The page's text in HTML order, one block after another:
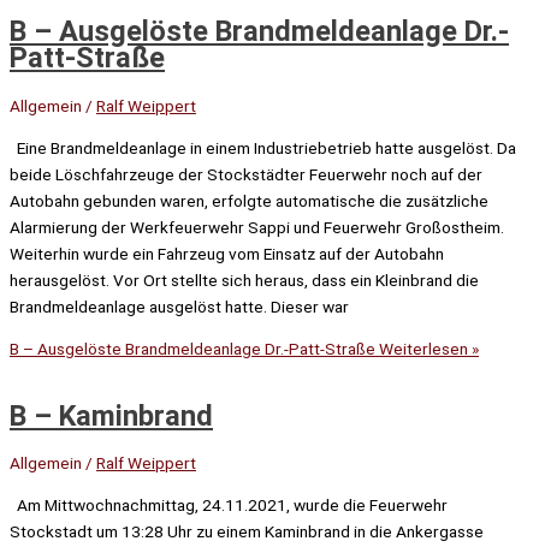
B – Ausgelöste Brandmeldeanlage Dr.-
Patt-Straße
Allgemein / Ralf Weippert
Eine Brandmeldeanlage in einem Industriebetrieb hatte ausgelöst. Da
beide Löschfahrzeuge der Stockstädter Feuerwehr noch auf der
Autobahn gebunden waren, erfolgte automatische die zusätzliche
Alarmierung der Werkfeuerwehr Sappi und Feuerwehr Großostheim.
Weiterhin wurde ein Fahrzeug vom Einsatz auf der Autobahn
herausgelöst. Vor Ort stellte sich heraus, dass ein Kleinbrand die
Brandmeldeanlage ausgelöst hatte. Dieser war
B – Ausgelöste Brandmeldeanlage Dr.-Patt-Straße Weiterlesen »
B – Kaminbrand
Allgemein / Ralf Weippert
Am Mittwochnachmittag, 24.11.2021, wurde die Feuerwehr
Stockstadt um 13:28 Uhr zu einem Kaminbrand in die Ankergasse